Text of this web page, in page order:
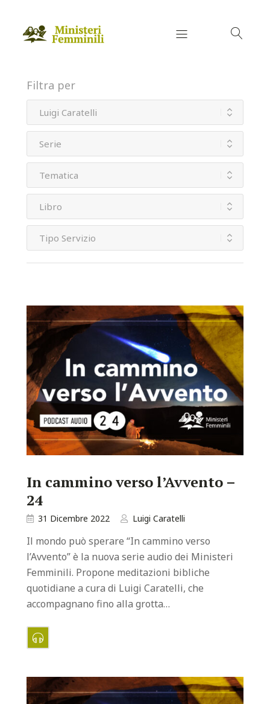
Filtra per
In cammino verso l’Avvento –
24
31 Dicembre 2022 Luigi Caratelli
Il mondo può sperare “In cammino verso
l’Avvento” è la nuova serie audio dei Ministeri
Femminili. Propone meditazioni bibliche
quotidiane a cura di Luigi Caratelli, che
accompagnano fino alla grotta…